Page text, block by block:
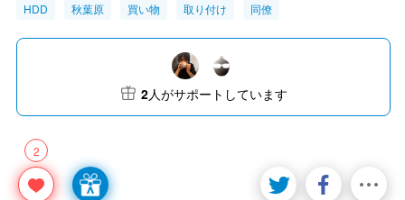
HDD 秋葉原 買い物 取り付け 同僚
2
2人がサポートしています